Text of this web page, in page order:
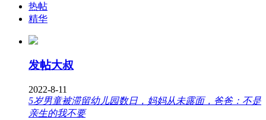
热帖
精华
发帖大叔
2022-8-11
5岁男童被滞留幼儿园数日，妈妈从未露面，爸爸：不是
亲生的我不要